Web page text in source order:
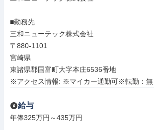
■勤務先
三和ニューテック株式会社
〒880-1101
宮崎県
東諸県郡国富町大字本庄6536番地
※アクセス情報: ※マイカー通勤可※転勤：無
給与
年俸325万円～435万円